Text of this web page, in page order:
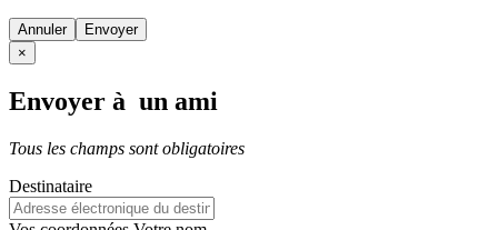
Annuler
×
Envoyer à un ami
Tous les champs sont obligatoires
Destinataire